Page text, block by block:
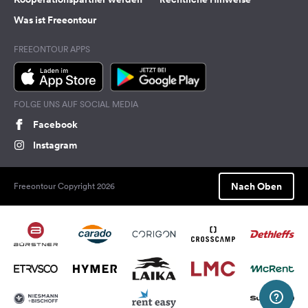
Was ist Freeontour
FREEONTOUR APPS
FOLGE UNS AUF SOCIAL MEDIA
Facebook
Instagram
Freeontour Copyright 2026 Nach Oben